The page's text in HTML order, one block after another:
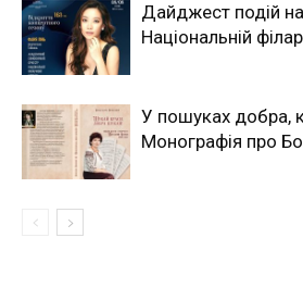
Дайджест подій
Національній
У пошуках добра,
Монографія про